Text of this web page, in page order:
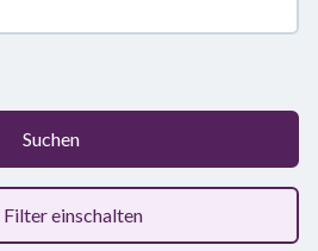
Suchen
Filter einschalten